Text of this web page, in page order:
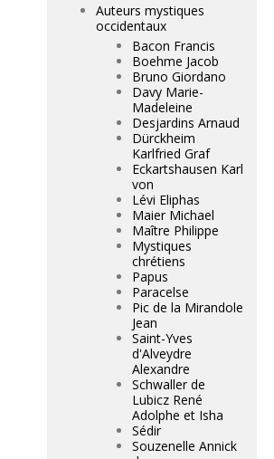
Auteurs mystiques
occidentaux
Bacon Francis
Boehme Jacob
Bruno Giordano
Davy Marie-
Madeleine
Desjardins Arnaud
Dürckheim
Karlfried Graf
Eckartshausen Karl
von
Lévi Eliphas
Maier Michael
Maître Philippe
Mystiques
chrétiens
Papus
Paracelse
Pic de la Mirandole
Jean
Saint-Yves
d'Alveydre
Alexandre
Schwaller de
Lubicz René
Adolphe et Isha
Sédir
Souzenelle Annick